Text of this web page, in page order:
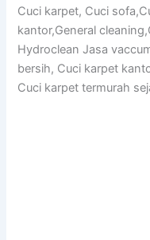
Cuci karpet, Cuci
kantor,General
Hydroclean Jasa
bersih, Cuci karpet
Cuci karpet termurah